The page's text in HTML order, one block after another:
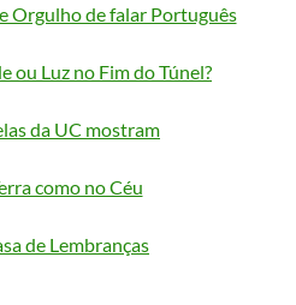
Orgulho de falar Português
ou Luz no Fim do Túnel?
da UC mostram
como no Céu
de Lembranças